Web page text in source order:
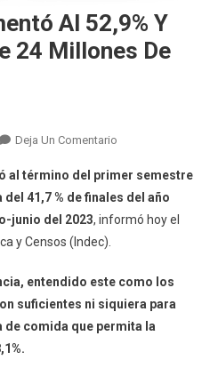
Al 52,9% Y
24 Millones De
Deja Un ComentarioEn
Pobreza
Aumentó
Al
Afecta
A
Más
al término del primer semestre
41,7 % de finales del año
junio del 2023, informó hoy el
y Censos (Indec).
entendido este como los
suficientes ni siquiera para
comida que permita la